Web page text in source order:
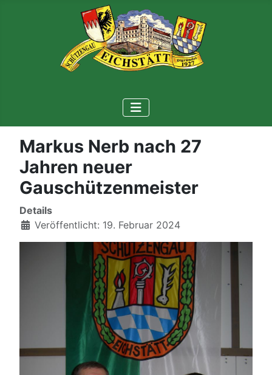
Markus Nerb nach 27
Jahren neuer
Gauschützenmeister
Details
Veröffentlicht: 19. Februar 2024